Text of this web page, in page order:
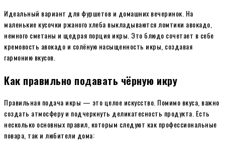
Идеальный вариант для фуршетов и домашних вечеринок. На
маленькие кусочки ржаного хлеба выкладываются ломтики авокадо,
немного сметаны и щедрая порция икры. Это блюдо сочетает в себе
кремовость авокадо и солёную насыщенность икры, создавая
гармонию вкусов.
Как правильно подавать чёрную икру
Правильная подача икры — это целое искусство. Помимо вкуса, важно
создать атмосферу и подчеркнуть деликатесность продукта. Есть
несколько основных правил, которым следуют как профессиональные
повара, так и любители дома: